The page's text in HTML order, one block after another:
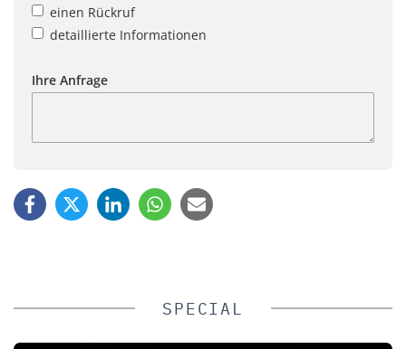
einen Rückruf
detaillierte Informationen
Ihre Anfrage
SPECIAL